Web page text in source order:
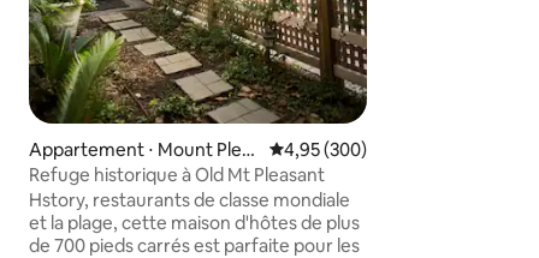
Appartement ⋅ Mount Pleas
ant
Évaluation moyenne sur la
4,95 (300)
Refuge historique à Old Mt Pleasant
Hstory, restaurants de classe mondiale
et la plage, cette maison d'hôtes de plus
de 700 pieds carrés est parfaite pour les